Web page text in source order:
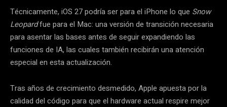
Técnicamente, iOS 27 podría ser para el iPhone lo que Snow
Leopardfue para el Mac: una versión de transición necesaria
para asentar las bases antes de seguir expandiendo las
funciones de IA, las cuales también recibirán una atención
especial en esta actualización.
Tras años de crecimiento desmedido, Apple apuesta por la
calidad del código para que el hardware actual respire mejor